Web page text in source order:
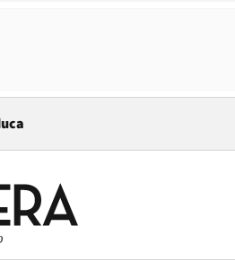
in new window